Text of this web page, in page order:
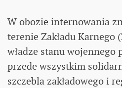
W obozie internowania
terenie Zakładu Karnego
władze stanu wojennego
przede wszystkim
szczebla zakładowego i